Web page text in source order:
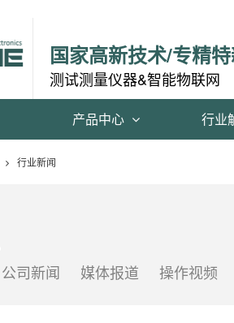
国家高新技术/专精
测试测量仪器&智能物联网
产品中心 行业
行业新闻
公司新闻 媒体报道 操作视频